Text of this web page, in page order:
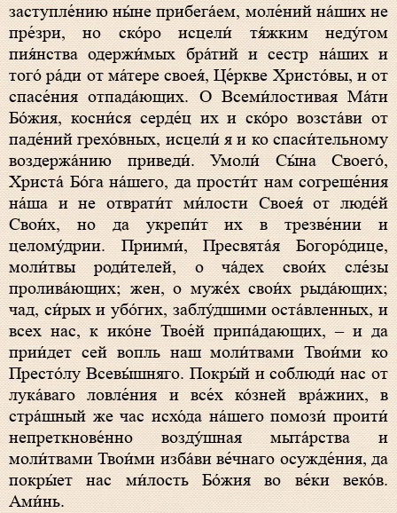
заступле́нию ны́не прибега́ем, моле́ний на́ших не
пре́зри, но ско́ро исцели́ тя́жким неду́гом
пия́нства одержи́мых бра́тий и сестр на́ших и
того́ ра́ди от ма́тере своея́, Це́ркве Христо́вы, и от
спасе́ния отпада́ющих. О Всеми́лостивая Ма́ти
Бо́жия, косни́ся серде́ц их и ско́ро возста́ви от
паде́ний грехо́вных, исцели́ я и ко спаси́тельному
воздержа́нию приведи́. Умоли́ Сы́на Своего́,
Христа́ Бо́га на́шего, да прости́т нам согреше́ния
на́ша и не отврати́т ми́лости Своея́ от люде́й
Свои́х, но да укрепи́т их в трезве́нии и
целому́дрии. Приими́, Пресвята́я Богоро́дице,
моли́твы роди́телей, о ча́дех свои́х сле́зы
пролива́ющих; жен, о муже́х свои́х рыда́ющих;
чад, си́рых и убо́гих, заблу́дшими оста́вленных, и
всех нас, к ико́не Твое́й припа́дающих, – и да
прии́дет сей вопль наш моли́твами Твои́ми ко
Престо́лу Всевы́шняго. Покры́й и соблюди́ нас от
лука́ваго ловле́ния и все́х ко́зней вра́жиих, в
стра́шный же час исхо́да на́шего помози́ проити́
непреткнове́нно возду́шная мыта́рства и
моли́твами Твои́ми изба́ви ве́чнаго осужде́ния, да
покры́ет нас ми́лость Бо́жия во ве́ки веко́в.
Ами́нь.